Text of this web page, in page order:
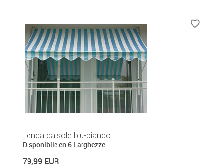
Tenda da sole blu-bianco
Disponibile en 6 Larghezze
79,99 EUR